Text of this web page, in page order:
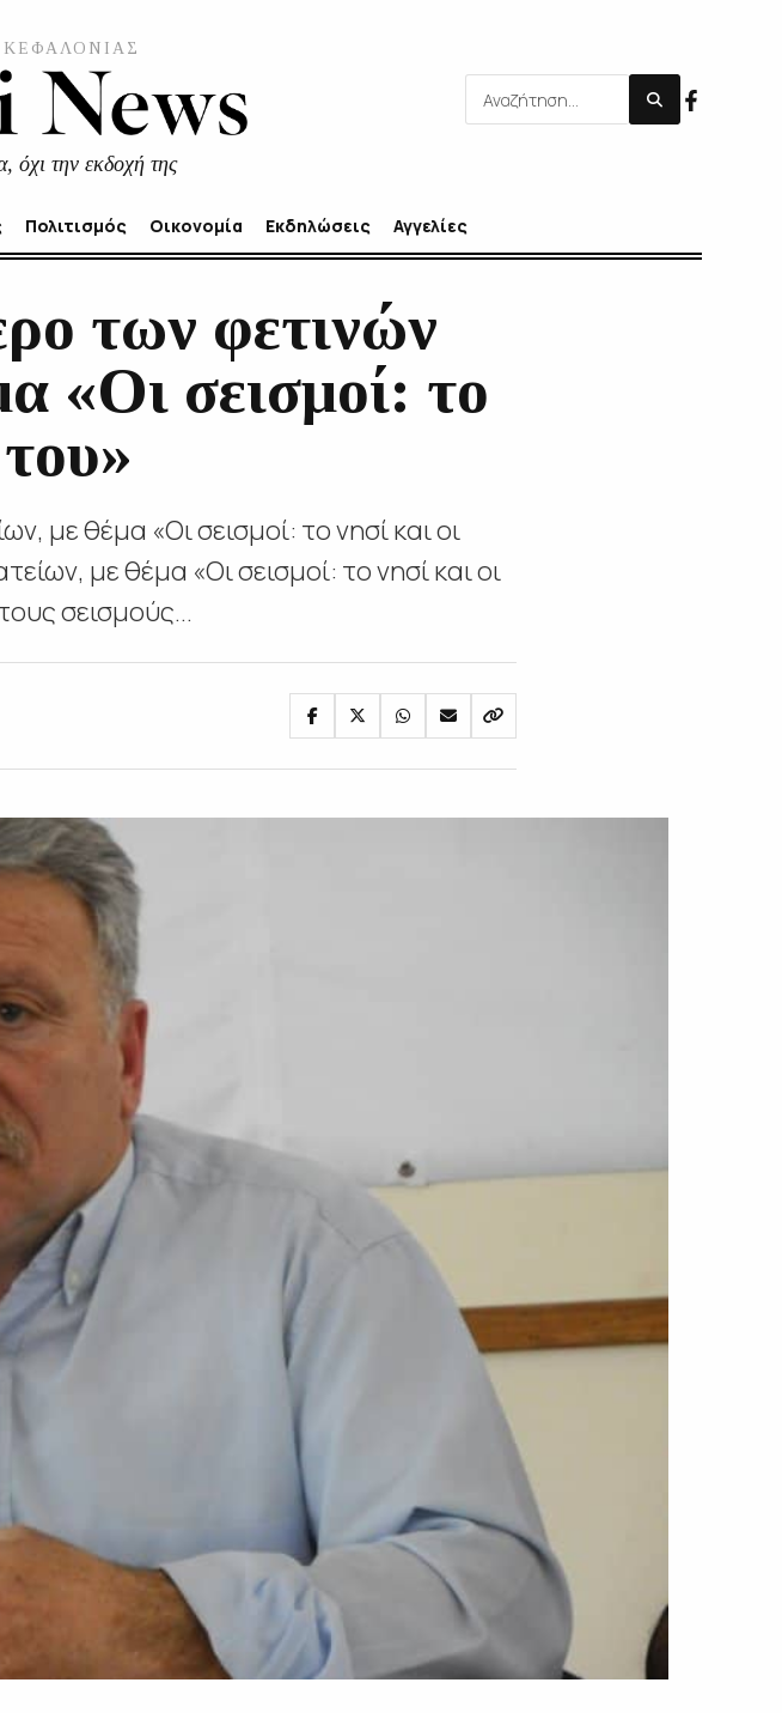
ΚΕΦΑΛΟΝΙΑΣ
όχι την εκδοχή της
Πολιτισμός Οικονομία Εκδηλώσεις Αγγελίες
των φετινών
«Οι σεισμοί: το
με θέμα «Οι σεισμοί: το νησί και οι
με θέμα «Οι σεισμοί: το νησί και οι
σεισμούς...